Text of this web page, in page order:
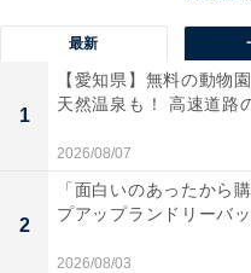
めてスマートに収納する
最新
1
【愛知県】無料の動物
天然温泉も！ 高速道路
2026/08/07
2
「面白いのあったから
プアップランドリーバ
2026/08/03